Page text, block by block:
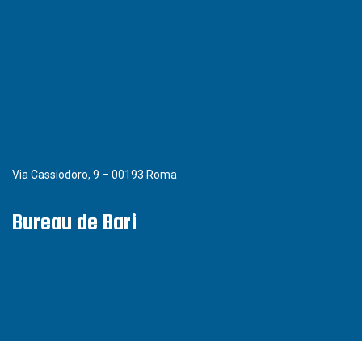
Via Cassiodoro, 9 – 00193 Roma
Bureau de Bari